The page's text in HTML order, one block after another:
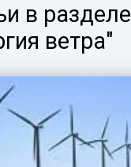
в разделе
ветра"